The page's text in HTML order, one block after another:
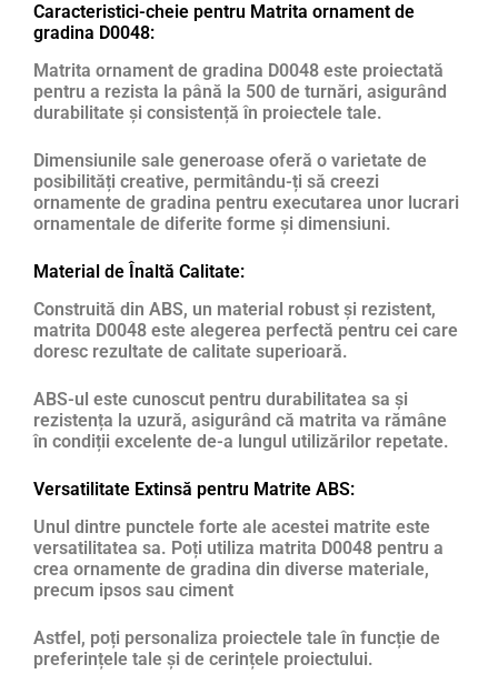
Caracteristici-cheie pentru Matrita ornament de
gradina D0048:
Matrita ornament de gradina D0048 este proiectată
pentru a rezista la până la 500 de turnări, asigurând
durabilitate și consistență în proiectele tale.
Dimensiunile sale generoase oferă o varietate de
posibilități creative, permitându-ți să creezi
ornamente de gradina pentru executarea unor lucrari
ornamentale de diferite forme și dimensiuni.
Material de Înaltă Calitate:
Construită din ABS, un material robust și rezistent,
matrita D0048 este alegerea perfectă pentru cei care
doresc rezultate de calitate superioară.
ABS-ul este cunoscut pentru durabilitatea sa și
rezistența la uzură, asigurând că matrita va rămâne
în condiții excelente de-a lungul utilizărilor repetate.
Versatilitate Extinsă pentru Matrite ABS:
Unul dintre punctele forte ale acestei matrite este
versatilitatea sa. Poți utiliza matrita D0048 pentru a
crea ornamente de gradina din diverse materiale,
precum ipsos sau ciment
Astfel, poți personaliza proiectele tale în funcție de
preferințele tale și de cerințele proiectului.